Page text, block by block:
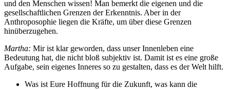
und den Menschen wissen! Man bemerkt die eigenen und die
gesellschaftlichen Grenzen der Erkenntnis. Aber in der
Anthroposophie liegen die Kräfte, um über diese Grenzen
hinüberzugehen.
Martha: Mir ist klar geworden, dass unser Innenleben eine
Bedeutung hat, die nicht bloß subjektiv ist. Damit ist es eine große
Aufgabe, sein eigenes Inneres so zu gestalten, dass es der Welt hilft.
Was ist Eure Hoffnung für die Zukunft, was kann die